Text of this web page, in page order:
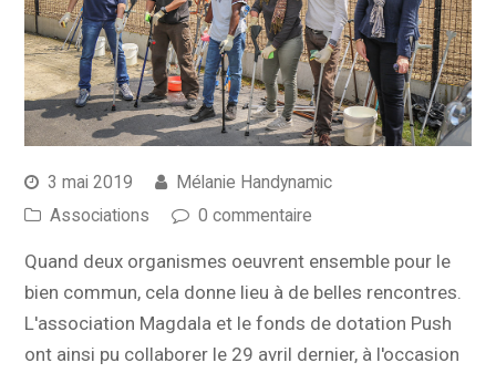
3 mai 2019
Mélanie Handynamic
Associations
0 commentaire
Quand deux organismes oeuvrent ensemble pour le
bien commun, cela donne lieu à de belles rencontres.
L'association Magdala et le fonds de dotation Push
ont ainsi pu collaborer le 29 avril dernier, à l'occasion